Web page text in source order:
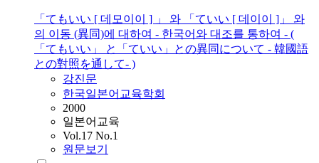
「てもいい [ 데모이이 ] 」 와 「ていい [ 데이이 ]」 와
의 이동 (異同)에 대하여 - 한국어와 대조를 통하여 - (
「てもいい」 と「ていい」との異同について - 韓國語
との對照を通して- )
강진문
한국일본어교육학회
2000
일본어교육
Vol.17 No.1
원문보기